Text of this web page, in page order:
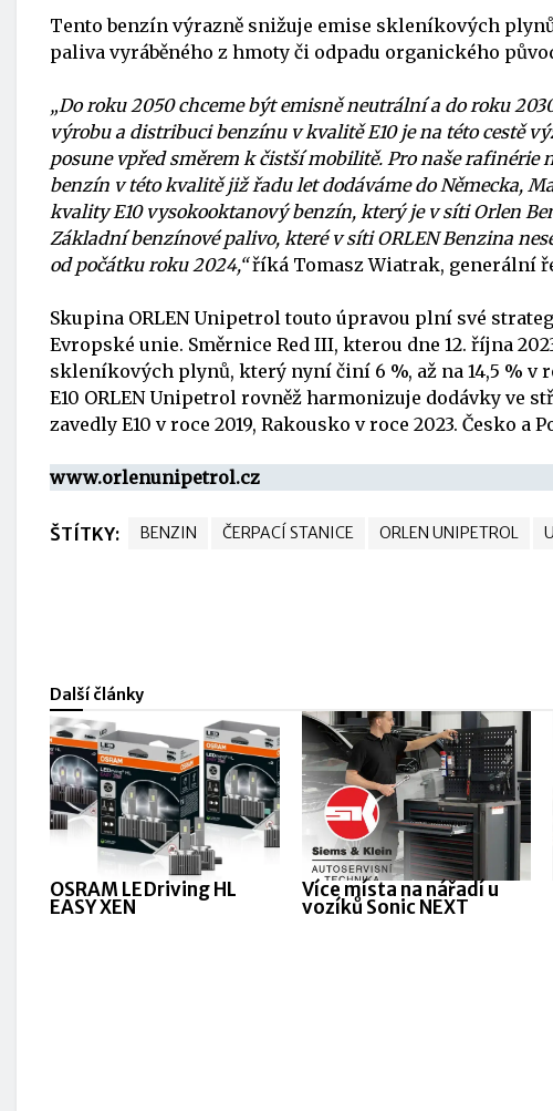
Tento benzín výrazně snižuje emise skleníkových
paliva vyráběného z hmoty či odpadu organického
„Do roku 2050 chceme být emisně neutrální a do roku
výrobu a distribuci benzínu v kvalitě E10 je na této cestě
posune vpřed směrem k čistší mobilitě. Pro naše
benzín v této kvalitě již řadu let dodáváme do Německa,
kvality E10 vysokooktanový benzín, který je v síti Orlen
Základní benzínové palivo, které v síti ORLEN Benzina
od počátku roku 2024,“říká Tomasz Wiatrak, generální
Skupina ORLEN Unipetrol touto úpravou plní své
Evropské unie. Směrnice Red III, kterou dne 12. října
skleníkových plynů, který nyní činí 6 %, až na 14,5 %
E10 ORLEN Unipetrol rovněž harmonizuje dodávky ve
zavedly E10 v roce 2019, Rakousko v roce 2023. Česko
www.orlenunipetrol.cz
ŠTÍTKY: BENZIN ČERPACÍ STANICE ORLEN UNIPETROL
Další články
OSRAM LEDriving HL
EASY XEN
Více místa na nářadí u
vozíků Sonic NEXT